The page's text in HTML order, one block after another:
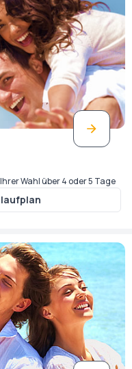
Wahl über 4 oder 5 Tage